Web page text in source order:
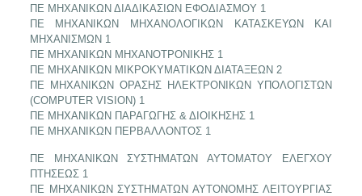
ΠΕ ΜΗΧΑΝΙΚΩΝ ΔΙΑΔΙΚΑΣΙΩΝ ΕΦΟΔΙΑΣΜΟΥ 1
ΠΕ ΜΗΧΑΝΙΚΩΝ ΜΗΧΑΝΟΛΟΓΙΚΩΝ ΚΑΤΑΣΚΕΥΩΝ ΚΑΙ
ΜΗΧΑΝΙΣΜΩΝ 1
ΠΕ ΜΗΧΑΝΙΚΩΝ ΜΗΧΑΝΟΤΡΟΝΙΚΗΣ 1
ΠΕ ΜΗΧΑΝΙΚΩΝ ΜΙΚΡΟΚΥΜΑΤΙΚΩΝ ΔΙΑΤΑΞΕΩΝ 2
ΠΕ ΜΗΧΑΝΙΚΩΝ ΟΡΑΣΗΣ ΗΛΕΚΤΡΟΝΙΚΩΝ ΥΠΟΛΟΓΙΣΤΩΝ
(COMPUTER VISION) 1
ΠΕ ΜΗΧΑΝΙΚΩΝ ΠΑΡΑΓΩΓΗΣ & ΔΙΟΙΚΗΣΗΣ 1
ΠΕ ΜΗΧΑΝΙΚΩΝ ΠΕΡΒΑΛΛΟΝΤΟΣ 1
ΠΕ ΜΗΧΑΝΙΚΩΝ ΣΥΣΤΗΜΑΤΩΝ ΑΥΤΟΜΑΤΟΥ ΕΛΕΓΧΟΥ
ΠΤΗΣΕΩΣ 1
ΠΕ ΜΗΧΑΝΙΚΩΝ ΣΥΣΤΗΜΑΤΩΝ ΑΥΤΟΝΟΜΗΣ ΛΕΙΤΟΥΡΓΙΑΣ